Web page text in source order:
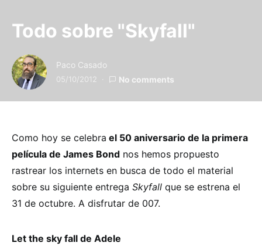
Todo sobre "Skyfall"
Paco Casado
05/10/2012 No comments
Como hoy se celebra el 50 aniversario de la primera
película de James Bond nos hemos propuesto
rastrear los internets en busca de todo el material
sobre su siguiente entrega Skyfall que se estrena el
31 de octubre. A disfrutar de 007.
Let the sky fall de Adele